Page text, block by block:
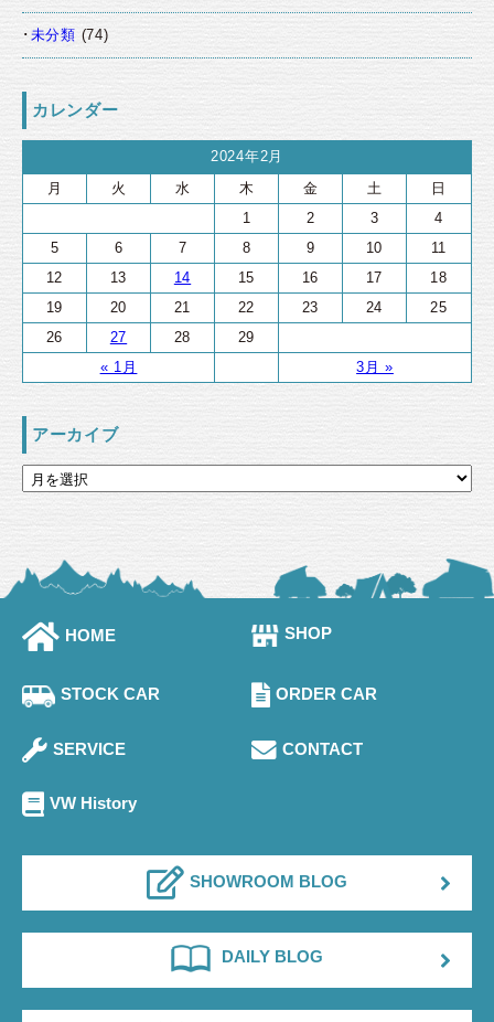
未分類 (74)
カレンダー
2024年2月
月
火 水 木 金 土 日
« 1月 3月 »
1 2 3
4
5
6 7 8 9 10
11
12
13 14 15 16 17
18
19
20 21 22 23 24
25
26
27 28 29
アーカイブ
HOME SHOP
STOCK CAR ORDER CAR
SERVICE CONTACT
VW History
SHOWROOM BLOG
DAILY BLOG